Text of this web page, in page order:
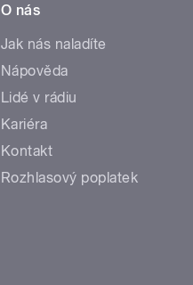
O nás
Jak nás naladíte
Nápověda
Lidé v rádiu
Kariéra
Kontakt
Rozhlasový poplatek